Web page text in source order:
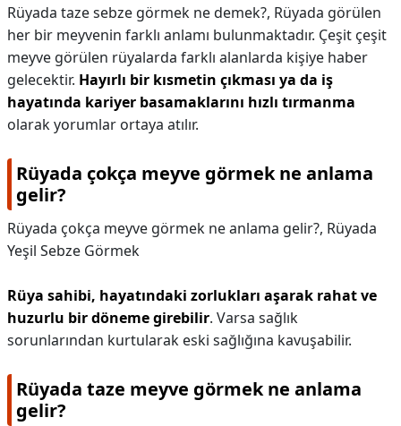
Rüyada taze sebze görmek ne demek?, Rüyada görülen
her bir meyvenin farklı anlamı bulunmaktadır. Çeşit çeşit
meyve görülen rüyalarda farklı alanlarda kişiye haber
gelecektir. Hayırlı bir kısmetin çıkması ya da iş
hayatında kariyer basamaklarını hızlı tırmanma
olarak yorumlar ortaya atılır.
Rüyada çokça meyve görmek ne anlama
gelir?
Rüyada çokça meyve görmek ne anlama gelir?, Rüyada
Yeşil Sebze Görmek
Rüya sahibi, hayatındaki zorlukları aşarak rahat ve
huzurlu bir döneme girebilir. Varsa sağlık
sorunlarından kurtularak eski sağlığına kavuşabilir.
Rüyada taze meyve görmek ne anlama
gelir?